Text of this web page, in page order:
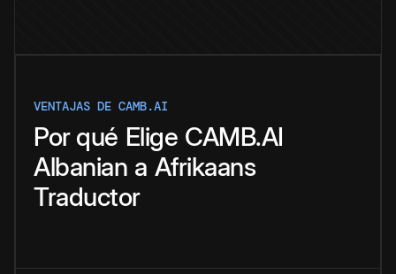
VENTAJAS DE CAMB.AI
Por qué Elige CAMB.AI
Albanian a Afrikaans
Traductor